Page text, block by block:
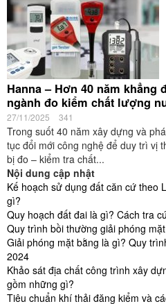
Hanna – Hơn 40 năm khẳng
ngành đo kiểm chất lượng
27/11/2025 341
Trong suốt 40 năm xây dựng và
tục đổi mới công nghệ để duy trì vị
bị đo – kiểm tra chất...
Nội dung cập nhật
Kế hoạch sử dụng đất căn cứ theo
gì?
Quy hoạch đất đai là gì? Cách tra
Quy trình bồi thường giải phóng
Giải phóng mặt bằng là gì? Quy
2024
Khảo sát địa chất công trình xây
gồm những gì?
Tiêu chuẩn khí thải đăng kiểm và